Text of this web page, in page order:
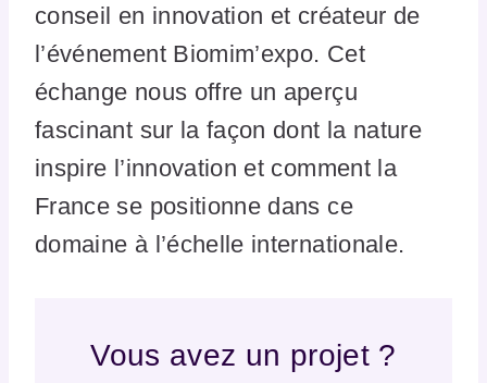
conseil en innovation et créateur de
l’événement Biomim’expo. Cet
échange nous offre un aperçu
fascinant sur la façon dont la nature
inspire l’innovation et comment la
France se positionne dans ce
domaine à l’échelle internationale.
Vous avez un projet ?